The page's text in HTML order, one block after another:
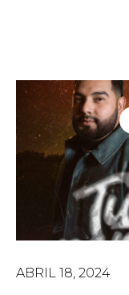
ABRIL 18, 2024